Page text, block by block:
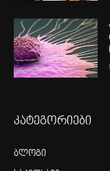
კატეგორიები
ბლოგი